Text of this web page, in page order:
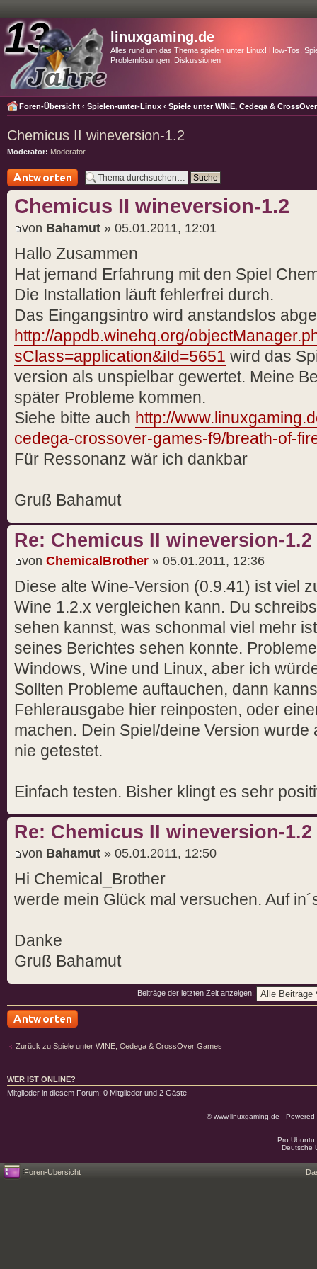
linuxgaming.de
Alles rund um das Thema spielen unter Linux! How-Tos,
Problemlösungen, Diskussionen
Foren-Übersicht ‹ Spielen-unter-Linux ‹ Spiele unter WINE, Cedega &
Chemicus II wineversion-1.2
Moderator: Moderator
Antwort schreiben
Chemicus II wineversion-1.2
von Bahamut » 05.01.2011, 12:01
Hallo Zusammen
Hat jemand Erfahrung mit den Spiel
Die Installation läuft fehlerfrei durch.
Das Eingangsintro wird anstandslos
http://appdb.winehq.org/
sClass=application&iId=5651 wird das
version als unspielbar gewertet. Meine
später Probleme kommen.
Siehe bitte auch http://
cedega-crossover-games-f9/breath-of-
Für Ressonanz wär ich dankbar
Gruß Bahamut
Re: Chemicus II wineversion-1.2
von ChemicalBrother » 05.01.2011, 12:36
Diese alte Wine-Version (0.9.41) ist viel
Wine 1.2.x vergleichen kann. Du
sehen kannst, was schonmal viel mehr
seines Berichtes sehen konnte.
Windows, Wine und Linux, aber ich
Sollten Probleme auftauchen, dann
Fehlerausgabe hier reinposten, oder
machen. Dein Spiel/deine Version
nie getestet.
Einfach testen. Bisher klingt es sehr
Re: Chemicus II wineversion-1.2
von Bahamut » 05.01.2011, 12:50
Hi Chemical_Brother
werde mein Glück mal versuchen. Auf
Danke
Gruß Bahamut
Beiträge der letzten Zeit anzeigen:
Zurück zu Spiele unter WINE, Cedega & CrossOver Games
WER IST ONLINE?
Mitglieder in diesem Forum: 0 Mitglieder und 2 Gäste
© www.linuxgaming.de -
Pro
Deutsche
Foren-Übersicht